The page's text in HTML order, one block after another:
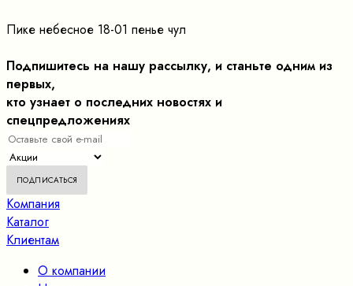
Пике небесное 18-01 пенье чул
Подпишитесь на нашу рассылку, и станьте одним из
первых,
кто узнает о последних новостях и
спецпредложениях
Компания
Каталог
Клиентам
О компании